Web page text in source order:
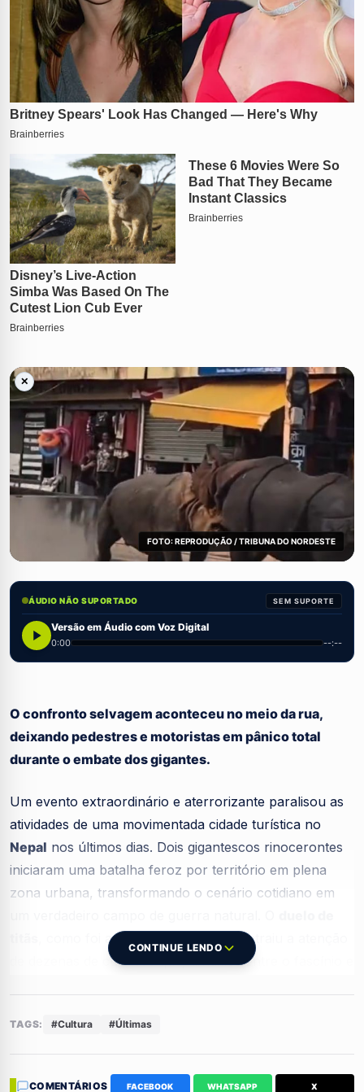
✕
FOTO: REPRODUÇÃO / TRIBUNA DO NORDESTE
ÁUDIO NÃO SUPORTADO SEM SUPORTE
Versão em Áudio com Voz Digital
0:00 --:--
O confronto selvagem aconteceu no meio da rua,
deixando pedestres e motoristas em pânico total
durante o embate dos gigantes.
Um evento extraordinário e aterrorizante paralisou as
atividades de uma movimentada cidade turística no
Nepal nos últimos dias. Dois gigantescos rinocerontes
iniciaram uma batalha feroz por território em plena
zona urbana, transformando o cenário cotidiano em
, como foi apelidado pelos locais, atraiu a atenção
de dezenas de curiosos que, divididos entre o fascínio e
densamente frequentada, situada a poucos metros de
CONTINUE LENDO
TAGS: #Cultura #Últimas
COMENTÁRIOS FACEBOOK WHATSAPP X